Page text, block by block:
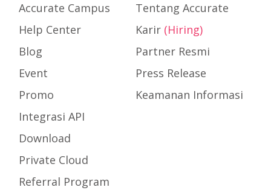
Accurate Campus
Help Center
Blog
Event
Promo
Integrasi API
Download
Private Cloud
Referral Program
Tentang Accurate
Karir (Hiring)
Partner Resmi
Press Release
Keamanan Informasi